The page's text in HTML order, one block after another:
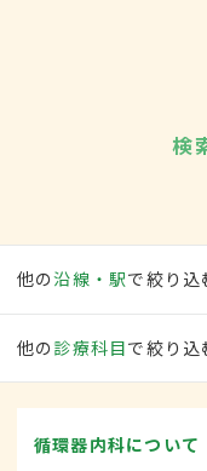
検
他の沿線・駅で絞り込
他の 診療科目で絞り込
循環器内科について